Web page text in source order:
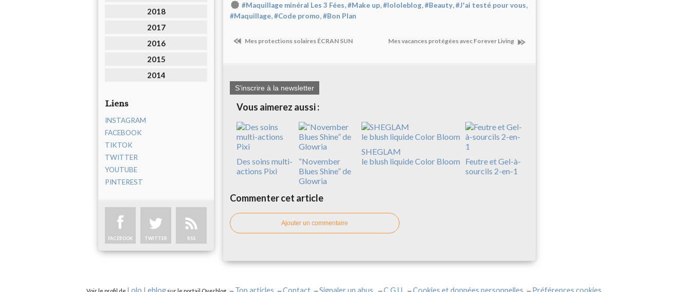
2018
2017
2016
2015
2014
Liens
INSTAGRAM
FACEBOOK
TIKTOK
TWITTER
YOUTUBE
PINTEREST
FACEBOOK TWITTER RSS
#Maquillage minéral Les 3 Fées,#Make up,#lololeblog,#Beauty,#J'ai testé pour vous,
#Maquillage,#Code promo,#Bon Plan
Mes protections solaires ÉCRAN SUN Mes vacances protégées avec Forever Living
S'inscrire à la newsletter
Vous aimerez aussi :
Des soins multi-
actions Pixi
“November
Blues Shine” de
Glowria
SHEGLAM
le blush liquide Color Bloom
Feutre et Gel-à-
sourcils 2-en-1
Commenter cet article
Ajouter un commentaire
Voir le profil de Lolo Leblog sur le portail Overblog Top articles Contact Signaler un abus C.G.U. Cookies et données personnelles Préférences cookies